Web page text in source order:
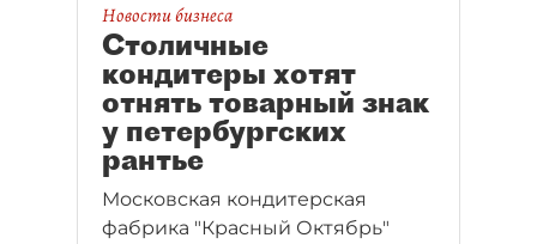
Новости бизнеса
Столичные
кондитеры хотят
отнять товарный знак
у петербургских
рантье
Московская кондитерская
фабрика "Красный Октябрь"